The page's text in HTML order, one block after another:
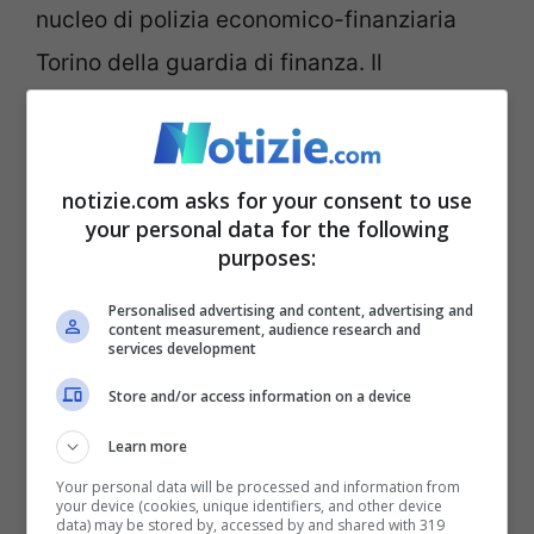
nucleo di polizia economico-finanziaria
Torino della guardia di finanza. Il
Ferrero, Urs Robert Von Grunigen e i fratelli
John, Lapo e Ginevra Elkann. Gli
accertamenti riguarderebbero profili
fiscali legati alle imposte di successione e
sulle donazioni. Per ora, a livello teorico, la
stima si assesta sugli 80 milioni.
Indagato poi il notaio Remo Morone che
avrebbe fatto da tramite alla richiesta
della Dicembre di effettuare, nel 2021,
notizie.com asks for your consent to use
your personal data for the following
purposes:
Personalised advertising and content, advertising and
content measurement, audience research and
services development
Store and/or access information on a device
Learn more
Your personal data will be processed and information from
your device (cookies, unique identifiers, and other device
data) may be stored by, accessed by and shared with 319